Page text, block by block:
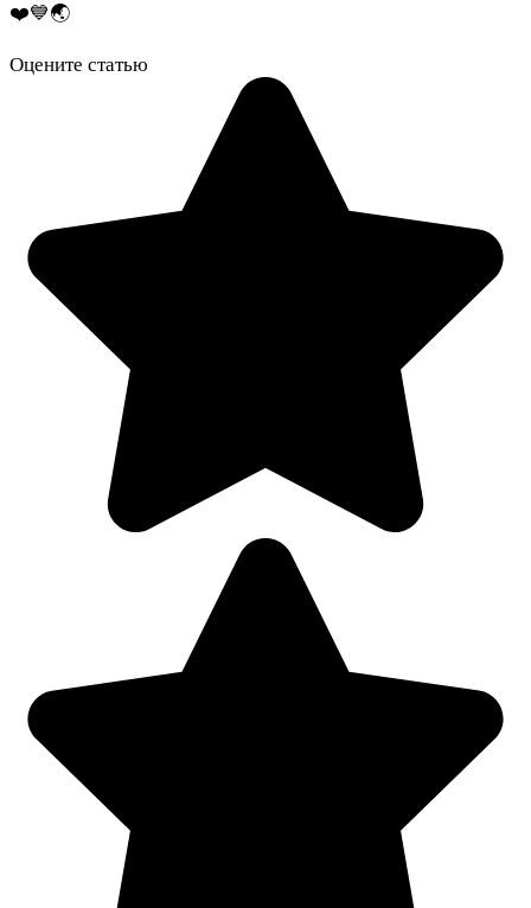
❤️💙🌏
Оцените статью